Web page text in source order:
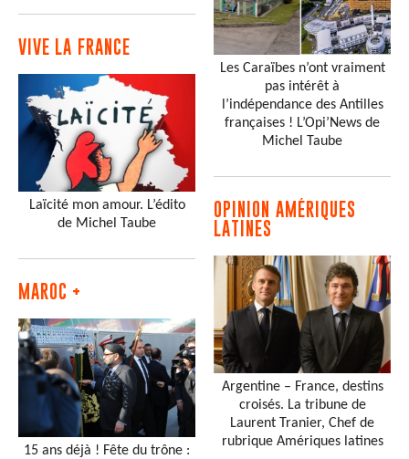
VIVE LA FRANCE
Laïcité mon amour. L’édito
de Michel Taube
MAROC +
15 ans déjà ! Fête du trône :
Les Caraïbes n’ont vraiment
pas intérêt à
l’indépendance des Antilles
françaises ! L’Opi’News de
Michel Taube
OPINION AMÉRIQUES
LATINES
Argentine – France, destins
croisés. La tribune de
Laurent Tranier, Chef de
rubrique Amériques latines